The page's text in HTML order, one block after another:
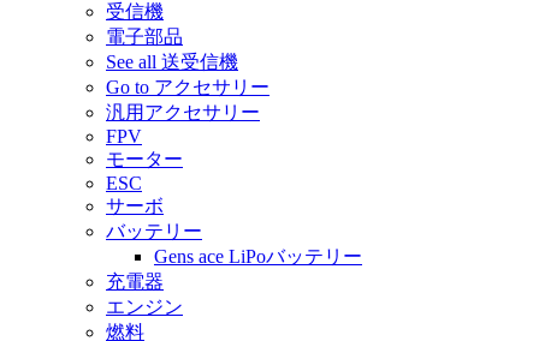
受信機
電子部品
See all 送受信機
Go to アクセサリー
汎用アクセサリー
FPV
モーター
ESC
サーボ
バッテリー
Gens ace LiPoバッテリー
充電器
エンジン
燃料